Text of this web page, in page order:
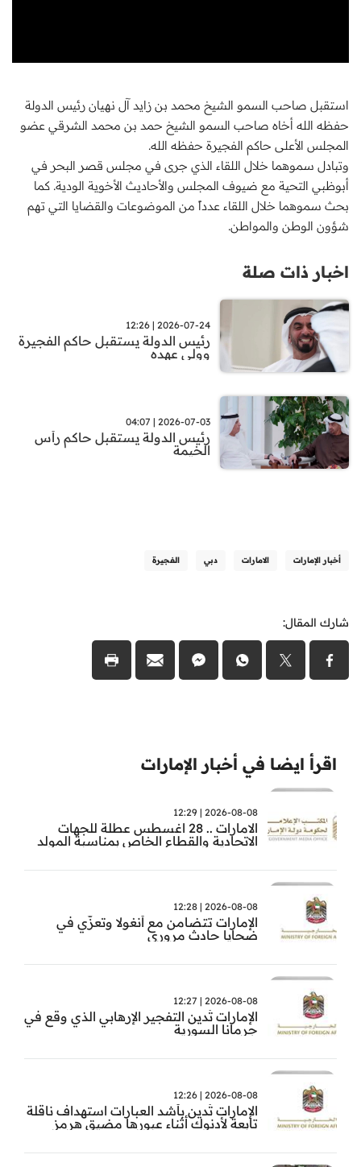
استقبل صاحب السمو الشيخ محمد بن زايد آل نهيان رئيس الدولة
حفظه الله أخاه صاحب السمو الشيخ حمد بن محمد الشرقي عضو
المجلس الأعلى حاكم الفجيرة حفظه الله.
وتبادل سموهما خلال اللقاء الذي جرى في مجلس قصر البحر في
أبوظبي التحية مع ضيوف المجلس والأحاديث الأخوية الودية. كما
بحث سموهما خلال اللقاء عدداً من الموضوعات والقضايا التي تهم
شؤون الوطن والمواطن.
اخبار ذات صلة
2026-07-24 | 12:26
رئيس الدولة يستقبل حاكم الفجيرة
وولي عهده
2026-07-03 | 04:07
رئيس الدولة يستقبل حاكم رأس
الخيمة
أخبار الإمارات الامارات دبي الفجيرة
شارك المقال:
اقرأ ايضا في أخبار الإمارات
2026-08-08 | 12:29
الامارات .. 28 اغسطس عطلة للجهات
الاتحادية والقطاع الخاص بمناسبة المولد
2026-08-08 | 12:28
الإمارات تتضامن مع أنغولا وتعزّي في
ضحايا حادث مروري
2026-08-08 | 12:27
الإمارات تُدين التفجير الإرهابي الذي وقع في
جرمانا السورية
2026-08-08 | 12:26
الإمارات تُدين بأشد العبارات استهداف ناقلة
تابعة لأدنوك أثناء عبورها مضيق هرمز